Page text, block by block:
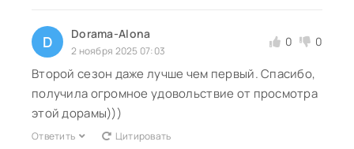
D Dorama-Alona
2 ноября 2025 07:03
0 0
Второй сезон даже лучше чем первый. Спасибо,
получила огромное удовольствие от просмотра
этой дорамы)))
Ответить Цитировать